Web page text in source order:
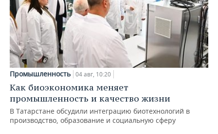
Промышленность 04 авг, 10:20
Как биоэкономика меняет
промышленность и качество жизни
В Татарстане обсудили интеграцию биотехнологий в
производство, образование и социальную сферу